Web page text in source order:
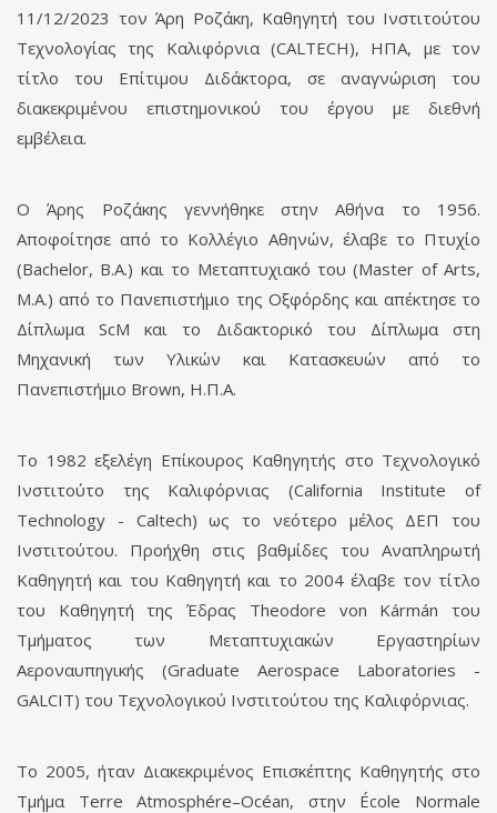
11/12/2023 τον Άρη Ροζάκη, Καθηγητή του Ινστιτούτου
Tεχνολογίας της Καλιφόρνια (CALTECH), ΗΠΑ, με τον
τίτλο του Επίτιμου Διδάκτορα, σε αναγνώριση του
διακεκριμένου επιστημονικού του έργου με διεθνή
εμβέλεια.
Ο Άρης Ροζάκης γεννήθηκε στην Αθήνα το 1956.
Aποφοίτησε από το Κολλέγιο Αθηνών, έλαβε το Πτυχίο
(Bachelor, B.A.) και το Μεταπτυχιακό του (Master of Arts,
Μ.Α.) από το Πανεπιστήμιο της Οξφόρδης και απέκτησε το
Δίπλωμα ScM και το Διδακτορικό του Δίπλωμα στη
Μηχανική των Υλικών και Κατασκευών από το
Πανεπιστήμιο Brown, Η.Π.Α.
Το 1982 εξελέγη Επίκουρος Καθηγητής στο Τεχνολογικό
Ινστιτούτο της Καλιφόρνιας (California Institute of
Technology - Caltech) ως το νεότερο μέλος ΔΕΠ του
Ινστιτούτου. Προήχθη στις βαθμίδες του Αναπληρωτή
Καθηγητή και του Καθηγητή και το 2004 έλαβε τον τίτλο
του Καθηγητή της Έδρας Theodore von Kármán του
Τμήματος των Μεταπτυχιακών Εργαστηρίων
Αεροναυπηγικής (Graduate Aerospace Laboratories -
GALCIT) του Τεχνολογικού Ινστιτούτου της Καλιφόρνιας.
Το 2005, ήταν Διακεκριμένος Επισκέπτης Καθηγητής στο
Τμήμα Terre Atmosphére–Océan, στην École Normale